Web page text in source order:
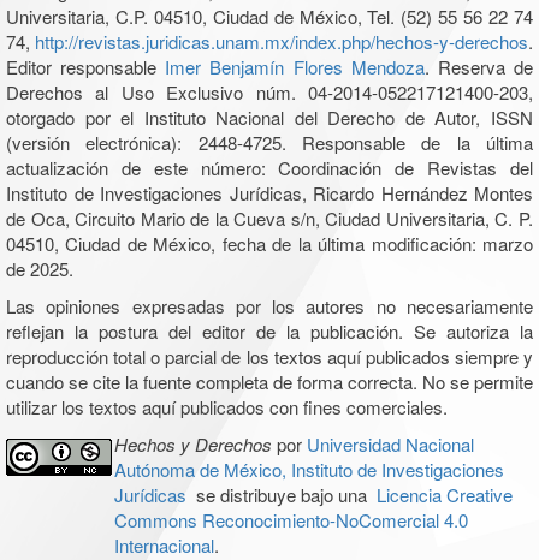
Universitaria, C.P. 04510, Ciudad de México, Tel. (52) 55 56 22 74
74, http://revistas.juridicas.unam.mx/index.php/hechos-y-derechos.
Editor responsable Imer Benjamín Flores Mendoza. Reserva de
Derechos al Uso Exclusivo núm. 04-2014-052217121400-203,
otorgado por el Instituto Nacional del Derecho de Autor, ISSN
(versión electrónica): 2448-4725. Responsable de la última
actualización de este número: Coordinación de Revistas del
Instituto de Investigaciones Jurídicas, Ricardo Hernández Montes
de Oca, Circuito Mario de la Cueva s/n, Ciudad Universitaria, C. P.
04510, Ciudad de México, fecha de la última modificación: marzo
de 2025.
Las opiniones expresadas por los autores no necesariamente
reflejan la postura del editor de la publicación. Se autoriza la
reproducción total o parcial de los textos aquí publicados siempre y
cuando se cite la fuente completa de forma correcta. No se permite
utilizar los textos aquí publicados con fines comerciales.
Hechos y Derechos por Universidad Nacional
Autónoma de México, Instituto de Investigaciones
Jurídicas se distribuye bajo una Licencia Creative
Commons Reconocimiento-NoComercial 4.0
Internacional.